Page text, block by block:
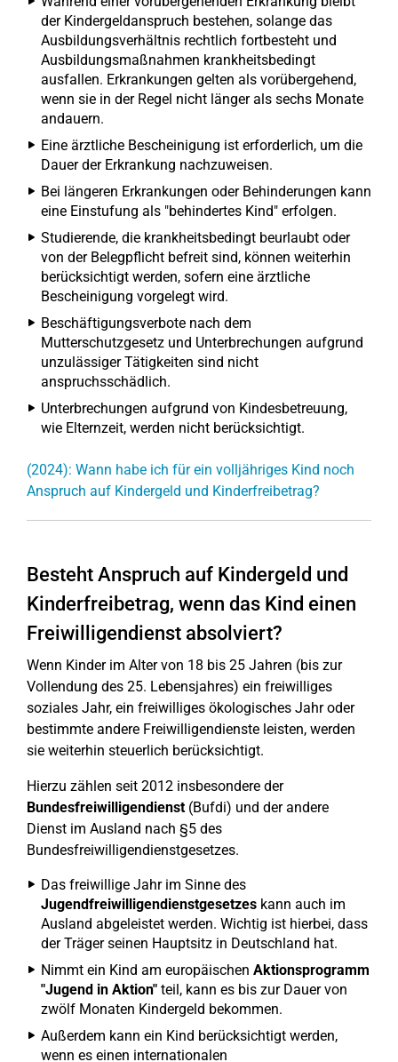
der Kindergeldanspruch bestehen, solange das
Ausbildungsverhältnis rechtlich fortbesteht und
Ausbildungsmaßnahmen krankheitsbedingt
ausfallen. Erkrankungen gelten als vorübergehend,
wenn sie in der Regel nicht länger als sechs Monate
andauern.
Eine ärztliche Bescheinigung ist erforderlich, um die
Dauer der Erkrankung nachzuweisen.
Bei längeren Erkrankungen oder Behinderungen kann
eine Einstufung als "behindertes Kind" erfolgen.
Studierende, die krankheitsbedingt beurlaubt oder
von der Belegpflicht befreit sind, können weiterhin
berücksichtigt werden, sofern eine ärztliche
Bescheinigung vorgelegt wird.
Beschäftigungsverbote nach dem
Mutterschutzgesetz und Unterbrechungen aufgrund
unzulässiger Tätigkeiten sind nicht
anspruchsschädlich.
Unterbrechungen aufgrund von Kindesbetreuung,
wie Elternzeit, werden nicht berücksichtigt.
(2024): Wann habe ich für ein volljähriges Kind noch
Anspruch auf Kindergeld und Kinderfreibetrag?
Besteht Anspruch auf Kindergeld und
Kinderfreibetrag, wenn das Kind einen
Freiwilligendienst absolviert?
Wenn Kinder im Alter von 18 bis 25 Jahren (bis zur
Vollendung des 25. Lebensjahres) ein freiwilliges
soziales Jahr, ein freiwilliges ökologisches Jahr oder
bestimmte andere Freiwilligendienste leisten, werden
sie weiterhin steuerlich berücksichtigt.
Hierzu zählen seit 2012 insbesondere der
Bundesfreiwilligendienst(Bufdi) und der andere
Dienst im Ausland nach §5 des
Bundesfreiwilligendienstgesetzes.
Das freiwillige Jahr im Sinne des
Jugendfreiwilligendienstgesetzes kann auch im
Ausland abgeleistet werden. Wichtig ist hierbei, dass
der Träger seinen Hauptsitz in Deutschland hat.
Nimmt ein Kind am europäischen Aktionsprogramm
"Jugend in Aktion" teil, kann es bis zur Dauer von
zwölf Monaten Kindergeld bekommen.
Außerdem kann ein Kind berücksichtigt werden,
wenn es einen internationalen